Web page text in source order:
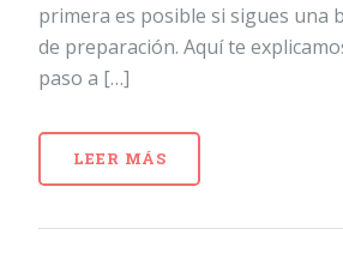
primera es posible si sigues una
de preparación. Aquí te
paso a […]
LEER MÁS